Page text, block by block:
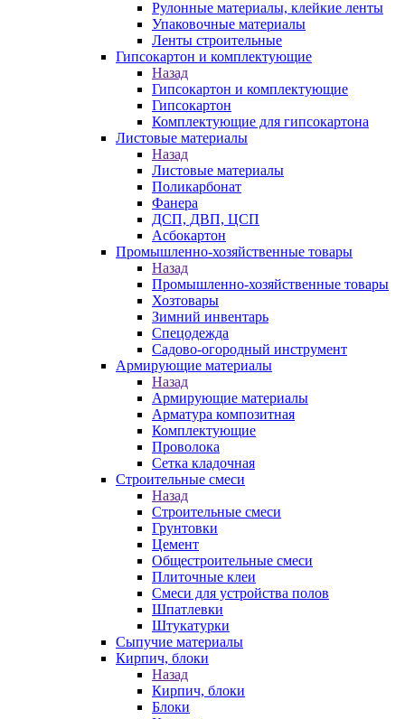
Рулонные материалы, клейкие ленты
Упаковочные материалы
Ленты строительные
Гипсокартон и комплектующие
Назад
Гипсокартон и комплектующие
Гипсокартон
Комплектующие для гипсокартона
Листовые материалы
Назад
Листовые материалы
Поликарбонат
Фанера
ДСП, ДВП, ЦСП
Асбокартон
Промышленно-хозяйственные товары
Назад
Промышленно-хозяйственные товары
Хозтовары
Зимний инвентарь
Спецодежда
Садово-огородный инструмент
Армирующие материалы
Назад
Армирующие материалы
Арматура композитная
Комплектующие
Проволока
Сетка кладочная
Строительные смеси
Назад
Строительные смеси
Грунтовки
Цемент
Общестроительные смеси
Плиточные клеи
Смеси для устройства полов
Шпатлевки
Штукатурки
Сыпучие материалы
Кирпич, блоки
Назад
Кирпич, блоки
Блоки